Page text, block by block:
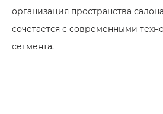
организация пространства
сочетается с современными
сегмента.